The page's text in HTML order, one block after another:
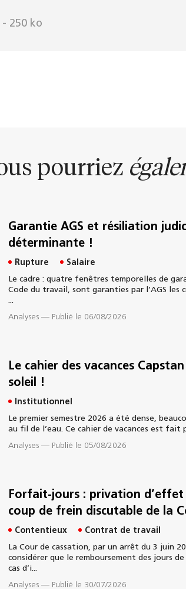
- 250 ko
pourriez
Garantie AGS et résiliation
déterminante !
Rupture
Salaire
Le cadre : quatre fenêtres temporelles de
Code du travail, sont garanties par l’AGS
...
Analyses — Publié le 06/08/2026
Le cahier des vacances
soleil !
Institutionnel
Le premier semestre 2026 a été dense,
au fil de l’eau. Ce cahier de vacances est fait
Analyses — Publié le 05/08/2026
Forfait-jours : privation d’effet
coup de frein discutable de la
Contentieux
Contrat de travail
La Cour de cassation, par un arrêt du 3 juin
considérer que le remboursement des jours
cas d’i...
Analyses — Publié le 30/07/2026